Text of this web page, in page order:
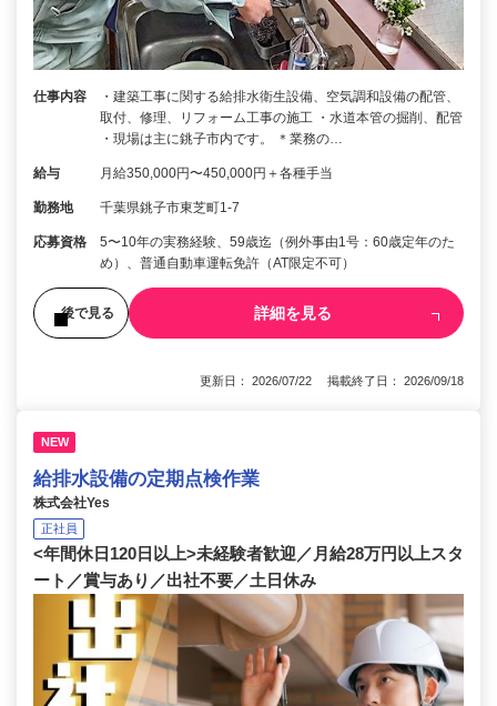
仕事内容
・建築工事に関する給排水衛生設備、空気調和設備の配管、
取付、修理、リフォーム工事の施工 ・水道本管の掘削、配管
・現場は主に銚子市内です。 ＊業務の…
給与 月給350,000円〜450,000円＋各種手当
勤務地 千葉県銚子市東芝町1-7
応募資格
5〜10年の実務経験、59歳迄（例外事由1号：60歳定年のた
め）、普通自動車運転免許（AT限定不可）
後で見る 詳細を見る
更新日： 2026/07/22 掲載終了日： 2026/09/18
NEW
給排水設備の定期点検作業
株式会社Yes
正社員
<年間休日120日以上>未経験者歓迎／月給28万円以上スタ
ート／賞与あり／出社不要／土日休み